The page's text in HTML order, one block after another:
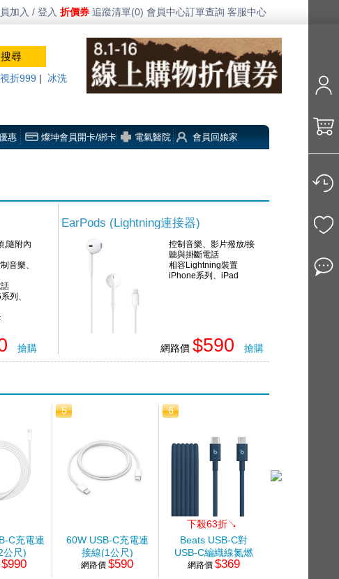
加入 / 登入 折價券 追蹤清單(0) 會員中心訂單查詢 客服中心
折999
冰洗
惠 燦坤會員開卡/綁卡 電氣醫院 會員回娘家
,隨附內
音樂、
列、
搶購
EarPods (Lightning連接器)
控制音樂、影片撥放/接
聽與掛斷電話
相容Lightning裝置
iPhone系列、iPad
網路價 $590 搶購
C充電連
公尺)
$990
5
60W USB-C充電連
接線(1公尺)
網路價$590
6
下殺63折↘
Beats USB-C對
USB-C編織線氮燃
藍-1.5M
網路價$369